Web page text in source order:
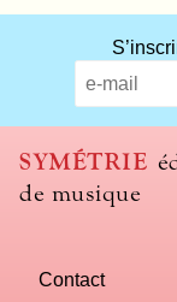
SYMÉTRIE
de musique
Contact